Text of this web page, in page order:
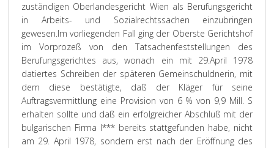
zuständigen Oberlandesgericht Wien als Berufungsgericht
in Arbeits- und Sozialrechtssachen einzubringen
gewesen.Im vorliegenden Fall ging der Oberste Gerichtshof
im Vorprozeß von den Tatsachenfeststellungen des
Berufungsgerichtes aus, wonach ein mit 29.April 1978
datiertes Schreiben der späteren Gemeinschuldnerin, mit
dem diese bestätigte, daß der Kläger für seine
Auftragsvermittlung eine Provision von 6 % von 9,9 Mill. S
erhalten sollte und daß ein erfolgreicher Abschluß mit der
bulgarischen Firma I*** bereits stattgefunden habe, nicht
am 29. April 1978, sondern erst nach der Eröffnung des